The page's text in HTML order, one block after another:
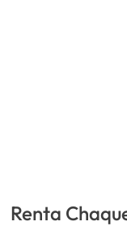
Renta